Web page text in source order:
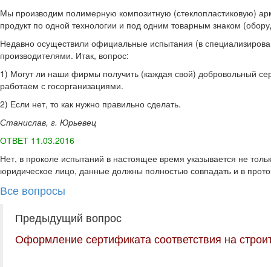
Мы производим полимерную композитную (стеклопластиковую)
продукт по одной технологии и под одним товарным знаком
Недавно осуществили официальные испытания (в
производителями. Итак, вопрос:
1) Могут ли наши фирмы получить (каждая свой) добровольный
работаем с госорганизациями.
2) Если нет, то как нужно правильно сделать.
Станислав, г. Юрьевец
ОТВЕТ 11.03.2016
Нет, в проколе испытаний в настоящее время указывается не
юридическое лицо, данные должны полностью совпадать и в
Все вопросы
Предыдущий вопрос
Оформление сертификата соответствия на